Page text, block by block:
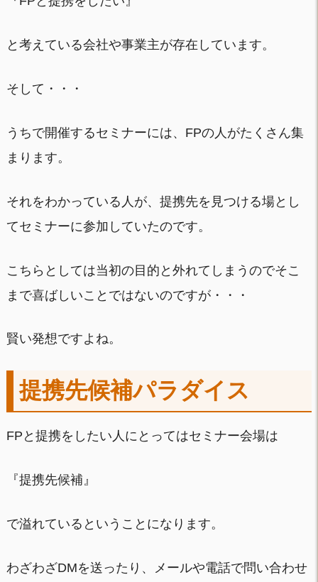
と考えている会社や事業主が存在しています。
そして・・・
うちで開催するセミナーには、FPの人がたくさん集
まります。
それをわかっている人が、提携先を見つける場とし
てセミナーに参加していたのです。
こちらとしては当初の目的と外れてしまうのでそこ
まで喜ばしいことではないのですが・・・
賢い発想ですよね。
提携先候補パラダイス
FPと提携をしたい人にとってはセミナー会場は
『提携先候補』
で溢れているということになります。
わざわざDMを送ったり、メールや電話で問い合わせ